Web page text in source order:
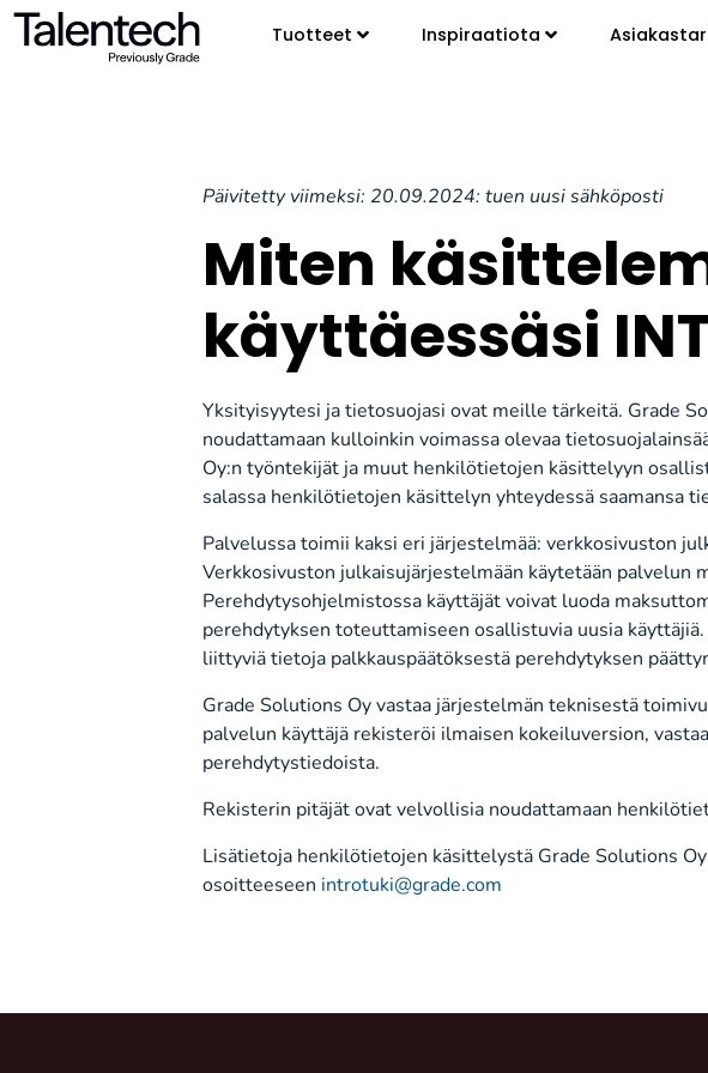
Tuotteet Inspiraatiota
Päivitetty viimeksi: 20.09.2024: tuen uusi sähköposti
Miten
käyttäessäsi
Yksityisyytesi ja tietosuojasi ovat meille tärkeitä. Grade
noudattamaan kulloinkin voimassa olevaa
Oy:n työntekijät ja muut henkilötietojen käsittelyyn
salassa henkilötietojen käsittelyn yhteydessä saamansa
Palvelussa toimii kaksi eri järjestelmää: verkkosivuston
Verkkosivuston julkaisujärjestelmään käytetään
Perehdytysohjelmistossa käyttäjät voivat luoda
perehdytyksen toteuttamiseen osallistuvia uusia
liittyviä tietoja palkkauspäätöksestä perehdytyksen
Grade Solutions Oy vastaa järjestelmän teknisestä
palvelun käyttäjä rekisteröi ilmaisen kokeiluversion,
perehdytystiedoista.
Rekisterin pitäjät ovat velvollisia noudattamaan
Lisätietoja henkilötietojen käsittelystä Grade Solutions
osoitteeseen introtuki@grade.com